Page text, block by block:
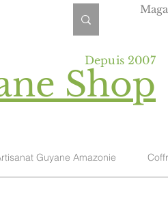
Shop
Depuis 2007
Guyane Amazonie